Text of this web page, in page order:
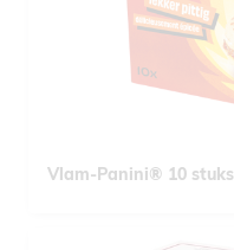
Vlam-Panini® 10 stuks